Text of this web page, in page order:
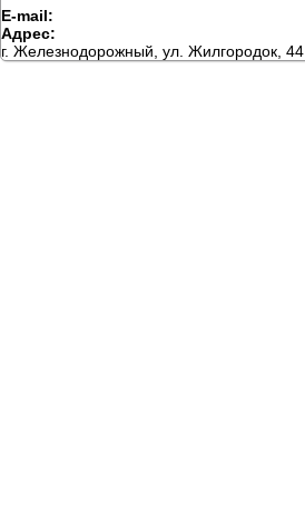
E-mail:
Адрес:
г. Железнодорожный, ул. Жилгородок, 44